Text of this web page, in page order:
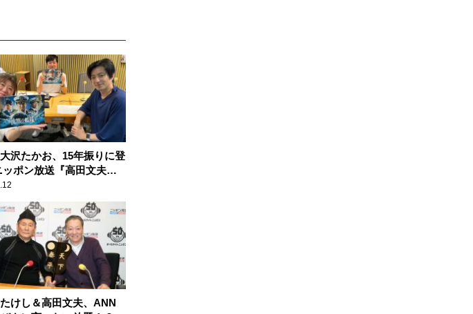
沢たかお、15年振りに登
ッポン放送『高田文夫の
バリー昼ズ』
けし＆高田文夫、ANN